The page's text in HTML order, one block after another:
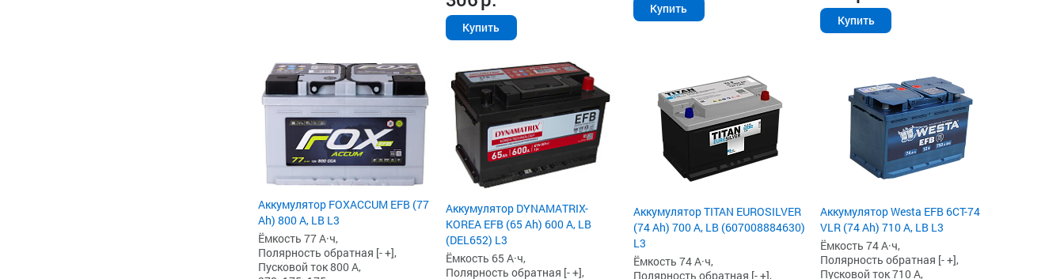
Купить
Купить
Купить
Аккумулятор FOXACCUM EFB (77
Ah) 800 А, LB L3
Ёмкость 77 А·ч,
Полярность обратная [- +],
Пусковой ток 800 А,
Аккумулятор DYNAMATRIX-
KOREA EFB (65 Ah) 600 А, LB
(DEL652) L3
Ёмкость 65 А·ч,
Полярность обратная [- +],
Аккумулятор TITAN EUROSILVER
(74 Ah) 700 А, LB (607008884630)
L3
Ёмкость 74 А·ч,
Полярность обратная [- +],
Аккумулятор Westa EFB 6СТ-74
VLR (74 Ah) 710 А, LB L3
Ёмкость 74 А·ч,
Полярность обратная [- +],
Пусковой ток 710 А,